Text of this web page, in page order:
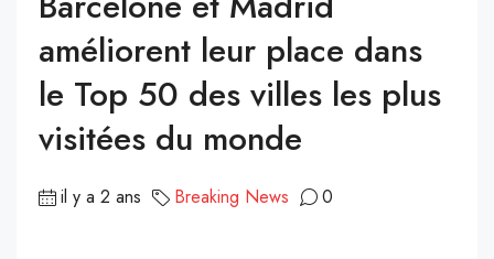
améliorent leur place dans
le Top 50 des villes les plus
visitées du monde
il y a 2 ans Breaking News 0